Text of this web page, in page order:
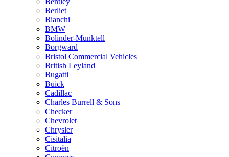
Berliet
Bianchi
BMW
Bolinder-Munktell
Borgward
Bristol Commercial Vehicles
British Leyland
Bugatti
Buick
Cadillac
Charles Burrell & Sons
Checker
Chevrolet
Chrysler
Cisitalia
Citroën